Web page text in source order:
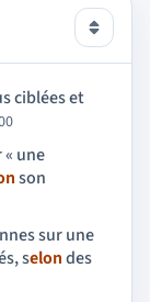
ciblées et
une
son
sur une
selondes